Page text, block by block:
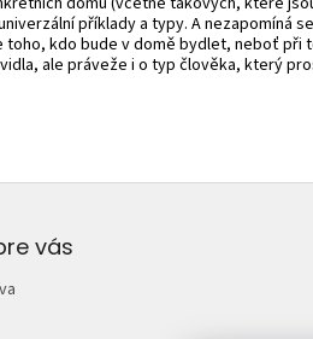
příklady a typy. A nezapomíná
toho, kdo bude v domě bydlet, neboť při
ale práveže i o typ člověka, který
vás